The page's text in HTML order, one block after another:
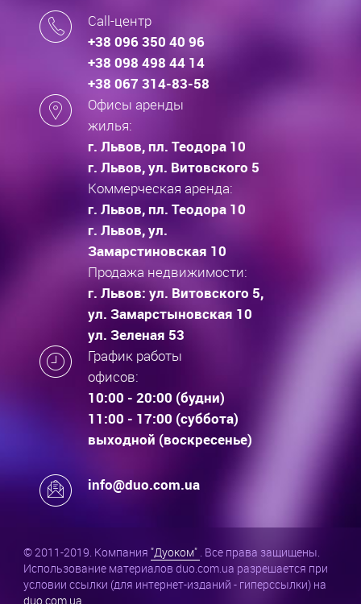
Call-центр
+38 096 350 40 96
+38 098 498 44 14
+38 067 314-83-58
Офисы аренды
жилья:
г. Львов, пл. Теодора 10
г. Львов, ул. Витовского 5
Коммерческая аренда:
г. Львов, пл. Теодора 10
г. Львов, ул.
Замарстиновская 10
Продажа недвижимости:
г. Львов: ул. Витовского 5,
ул. Замарстыновская 10
ул. Зеленая 53
График работы
офисов:
10:00 - 20:00 (будни)
11:00 - 17:00 (суббота)
выходной (воскресенье)
info@duo.com.ua
© 2011-2019. Компания "Дуоком" . Все права защищены.
Использование материалов duo.com.ua разрешается при
условии ссылки (для интернет-изданий - гиперссылки) на
duo.com.ua